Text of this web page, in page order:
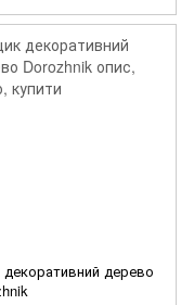
дерево